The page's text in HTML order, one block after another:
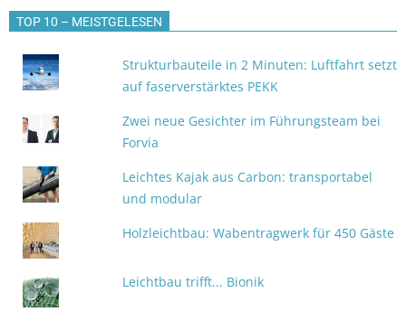
TOP 10 – MEISTGELESEN
Strukturbauteile in 2 Minuten: Luftfahrt setzt
auf faserverstärktes PEKK
Zwei neue Gesichter im Führungsteam bei
Forvia
Leichtes Kajak aus Carbon: transportabel
und modular
Holzleichtbau: Wabentragwerk für 450 Gäste
Leichtbau trifft... Bionik